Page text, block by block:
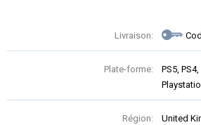
Livraison:
Plate-forme:
PS5,
Région: United